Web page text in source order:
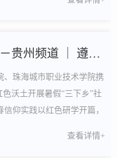
棚。基地种植带头人弯腰
【媒体看遵职137】人民网－贵州频道 ｜ 遵义职院携手珠海城市...
、珠海城市职业技术学院携
沃土开展暑假“三下乡”社
仰实践以红色研学开篇，
旧址，观看《伟大转折》
查看详情+